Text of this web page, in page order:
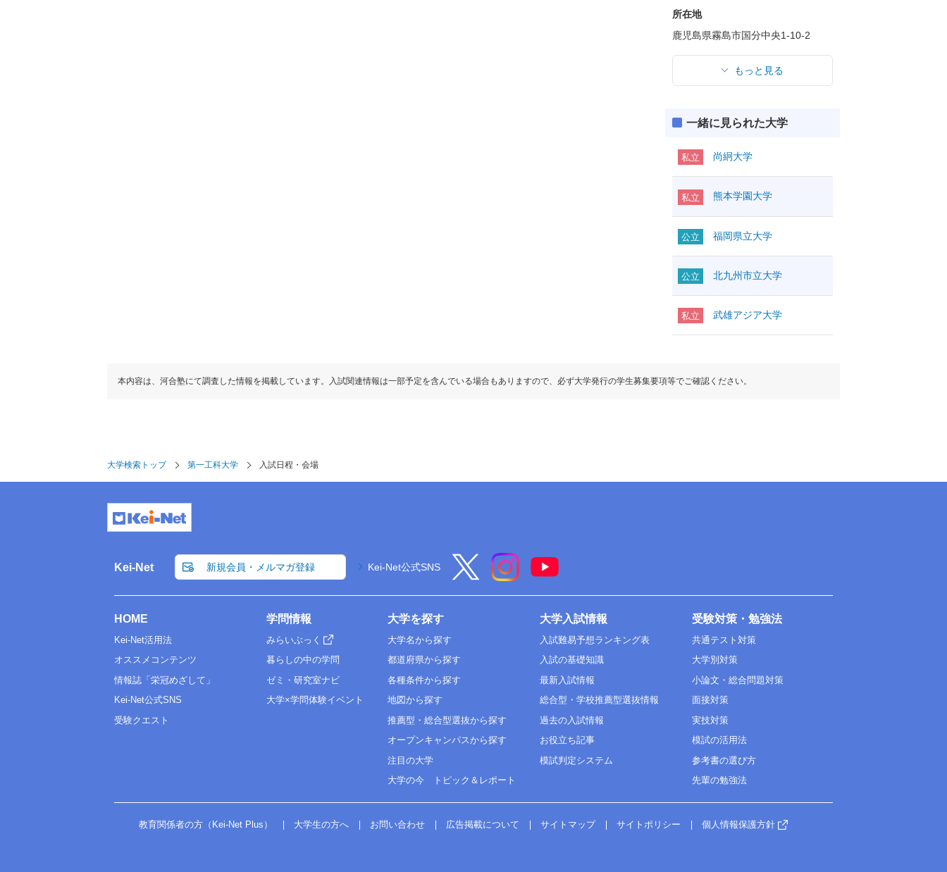
所在地
鹿児島県霧島市国分中央1-10-2
もっと見る
一緒に見られた大学
私立 尚絅大学
私立 熊本学園大学
公立 福岡県立大学
公立 北九州市立大学
私立 武雄アジア大学
本内容は、河合塾にて調査した情報を掲載しています。入試関連情報は一部予定を含んでいる場合もありますので、必ず大学発行の学生募集要項等でご確認ください。
大学検索トップ 第一工科大学 入試日程・会場
Kei-Net 新規会員・メルマガ登録 Kei-Net公式SNS
HOME
Kei-Net活用法
オススメコンテンツ
情報誌「栄冠めざして」
Kei-Net公式SNS
受験クエスト
学問情報
みらいぶっく
暮らしの中の学問
ゼミ・研究室ナビ
大学×学問体験イベント
大学を探す
大学名から探す
都道府県から探す
各種条件から探す
地図から探す
推薦型・総合型選抜から探す
オープンキャンパスから探す
注目の大学
大学の今 トピック＆レポート
大学入試情報
入試難易予想ランキング表
入試の基礎知識
最新入試情報
総合型・学校推薦型選抜情報
過去の入試情報
お役立ち記事
模試判定システム
受験対策・勉強法
共通テスト対策
大学別対策
小論文・総合問題対策
面接対策
実技対策
模試の活用法
参考書の選び方
先輩の勉強法
教育関係者の方（Kei-Net Plus） 大学生の方へ お問い合わせ 広告掲載について サイトマップ サイトポリシー 個人情報保護方針